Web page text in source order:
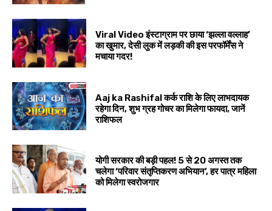
Viral Video इंस्टाग्राम पर छाया ‘झल्ला वल्लाह’
का खुमार, देसी लुक में लड़की की इस परफॉर्मेंस ने
मचाया गदर!
Aaj ka Rashifal कर्क राशि के लिए लाभदायक
रहेगा दिन, शुभ ग्रह गोचर का मिलेगा फायदा, जानें
राशिफल
योगी सरकार की बड़ी पहल! 5 से 20 अगस्त तक
चलेगा ‘परिवार संतृप्तिकरण अभियान’, हर पात्र महिला
को मिलेगा स्वरोजगार